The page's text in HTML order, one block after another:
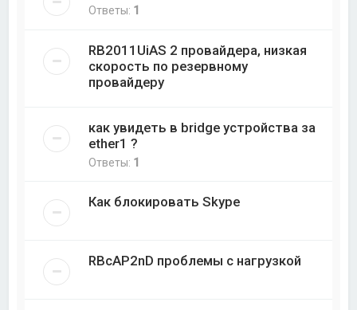
Ответы: 1
RB2011UiAS 2 провайдера, низкая
скорость по резервному
провайдеру
как увидеть в bridge устройства за
ether1 ?
Ответы: 1
Как блокировать Skype
RBcAP2nD проблемы с нагрузкой